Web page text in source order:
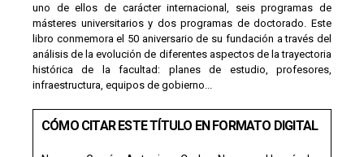
uno de ellos de carácter internacional, seis programas de
másteres universitarios y dos programas de doctorado. Este
libro conmemora el 50 aniversario de su fundación a través del
análisis de la evolución de diferentes aspectos de la trayectoria
histórica de la facultad: planes de estudio, profesores,
infraestructura, equipos de gobierno...
CÓMO CITAR ESTE TÍTULO EN FORMATO DIGITAL